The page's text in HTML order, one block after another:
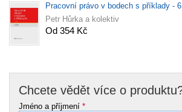
Pracovní právo v bodech s příklady -
Petr Hůrka a kolektiv
Od 354 Kč
Chcete vědět více o
Jméno a příjmení *